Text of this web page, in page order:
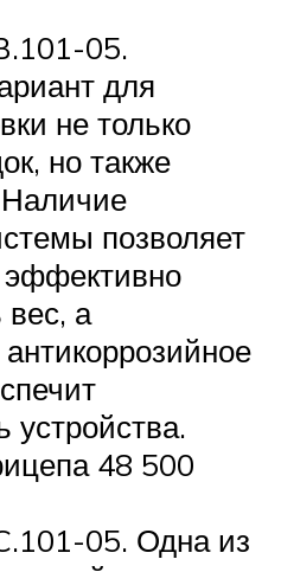
05.
для
не только
но также
Наличие
позволяет
вес, а
устройства.
48 500
05. Одна из